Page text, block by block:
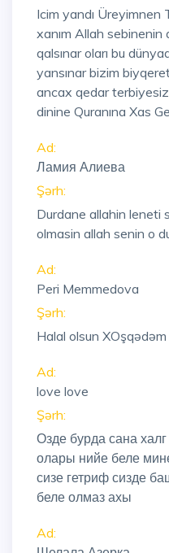
Icim yandı Üreyimnen
xanım Allah sebinenin
qalsınar oları bu
yansınar bizim
ancax qedar
dinine Quranına Xas
Ad:
Ламия Алиева
Şərh:
Durdane allahin leneti
olmasin allah senin o
Ad:
Peri Memmedova
Şərh:
Halal olsun XOşqədəm
Ad:
love love
Şərh:
Озде бурда сана
олары нийе беле
сизе гетриф сизде
беле олмаз ахы
Ad: